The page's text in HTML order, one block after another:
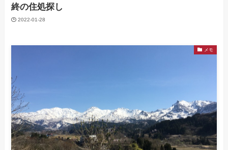
終の住処探し
2022-01-28
メモ